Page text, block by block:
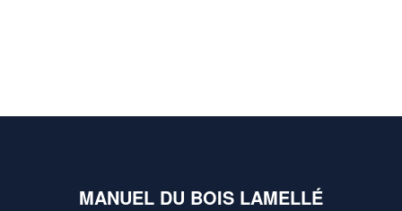
MANUEL DU BOIS LAMELLÉ